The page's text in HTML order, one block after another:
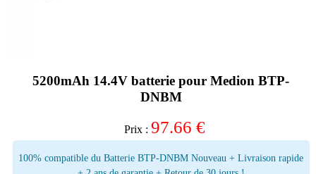
5200mAh 14.4V batterie pour Medion BTP-
DNBM
Prix : 97.66 €
100% compatible du Batterie BTP-DNBM Nouveau + Livraison rapide